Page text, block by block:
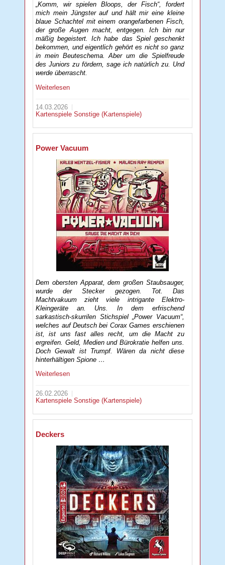
„Komm, wir spielen Bloops, der Fisch“, fordert
mich mein Jüngster auf und hält mir eine kleine
blaue Schachtel mit einem orangefarbenen Fisch,
der große Augen macht, entgegen. Ich bin nur
mäßig begeistert. Ich habe das Spiel geschenkt
bekommen, und eigentlich gehört es nicht so ganz
in mein Beuteschema. Aber um die Spielfreude
des Juniors zu fördern, sage ich natürlich zu. Und
werde überrascht.
Weiterlesen
14.03.2026
KartenspieleSonstige (Kartenspiele)
Power Vacuum
Dem obersten Apparat, dem großen Staubsauger,
wurde der Stecker gezogen. Tot. Das
Machtvakuum zieht viele intrigante Elektro-
Kleingeräte an. Uns. In dem erfrischend
sarkastisch-skurrilen Stichspiel „Power Vacuum“,
welches auf Deutsch bei Corax Games erschienen
ist, ist uns fast alles recht, um die Macht zu
ergreifen. Geld, Medien und Bürokratie helfen uns.
Doch Gewalt ist Trumpf. Wären da nicht diese
hinterhältigen Spione …
Weiterlesen
26.02.2026
KartenspieleSonstige (Kartenspiele)
Deckers